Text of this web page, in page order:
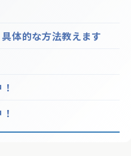
体的な方法教えます